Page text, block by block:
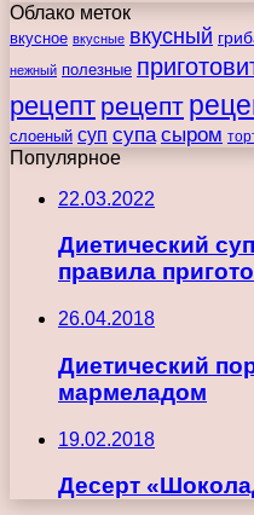
Облако меток
вкусное вкусные вкусный
нежный полезные
рецепт рецепт
слоеный суп супа сыром
Популярное
22.03.2022
Диетический
правила
26.04.2018
Диетический
мармеладом
19.02.2018
Десерт